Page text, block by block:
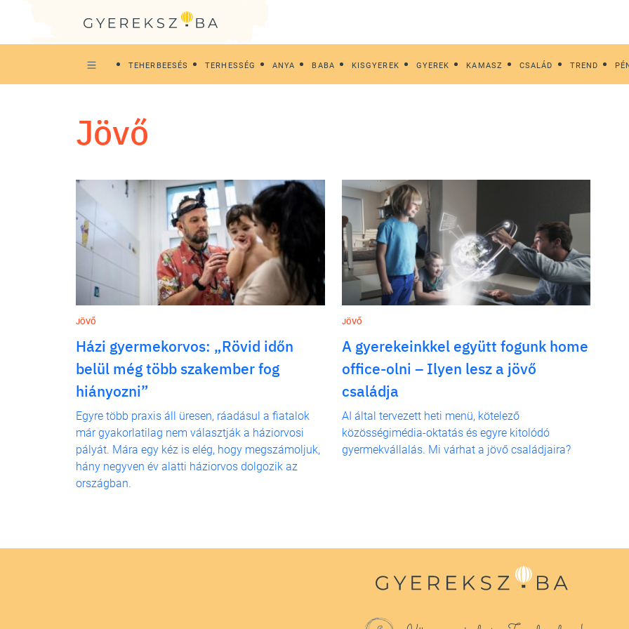
TEHERBEESÉS TERHESSÉG ANYA BABA KISGYEREK GYEREK KAMASZ CSALÁD TREND
jövő
JÖVŐ
Házi gyermekorvos: „Rövid időn
belül még több szakember fog
hiányozni”
Egyre több praxis áll üresen, ráadásul a fiatalok
már gyakorlatilag nem választják a háziorvosi
pályát. Mára egy kéz is elég, hogy megszámoljuk,
hány negyven év alatti háziorvos dolgozik az
országban.
JÖVŐ
A gyerekeinkkel együtt fogunk home
office-olni – Ilyen lesz a jövő
családja
AI által tervezett heti menü, kötelező
közösségimédia-oktatás és egyre kitolódó
gyermekvállalás. Mi várhat a jövő családjaira?